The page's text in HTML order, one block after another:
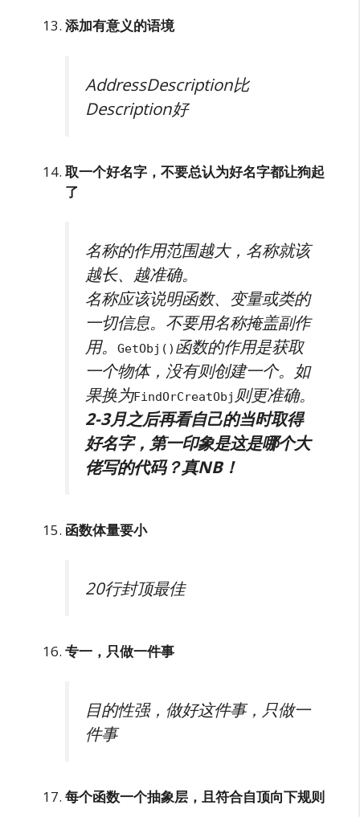
添加有意义的语境
AddressDescription比
Description好
取一个好名字，不要总认为好名字都让狗起
了
名称的作用范围越大，名称就该
越长、越准确。
名称应该说明函数、变量或类的
一切信息。不要用名称掩盖副作
用。
GetObj() 函数的作用是获取
一个物体，没有则创建一个。如
果换为FindOrCreatObj 则更准确。
2-3月之后再看自己的当时取得
好名字，第一印象是这是哪个大
佬写的代码？真NB！
函数体量要小
20行封顶最佳
专一，只做一件事
目的性强，做好这件事，只做一
件事
每个函数一个抽象层，且符合自顶向下规则